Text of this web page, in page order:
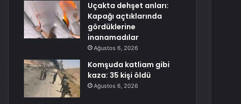
Uçakta dehşet anları:
Kapağı açtıklarında
gördüklerine
inanamadılar
Ağustos 6, 2026
Komşuda katliam gibi
kaza: 35 kişi öldü
Ağustos 6, 2026